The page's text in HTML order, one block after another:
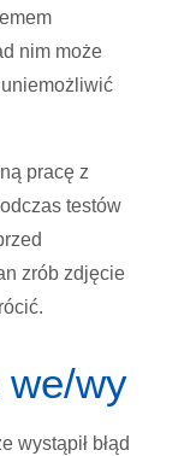
nim może
pracę z
testów
zrób zdjęcie
we/wy
wystąpił błąd